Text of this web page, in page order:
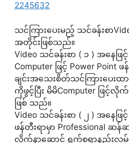
2245632
သင်ကြားပေးမည့် သင်ခန်းစာ
အတိုင်းဖြစ်သည်။
Video သင်ခန်းစာ ( ၁ ) အနေဖြ
Computer ဖြင့် Power
ချင်းအသေးစိတ်သင်ကြားပေးထ
ကိုဖွင့်ပြီး မိမိComputer ဖြင့်
ဖြစ် သည်။
Video သင်ခန်းစာ ( ၂ ) အနေဖြ
ဖန်တီးရာမှာ Professional ဆန်
လိုက်နာဆောင် ရွက်စရာနည်းလမ်းမ